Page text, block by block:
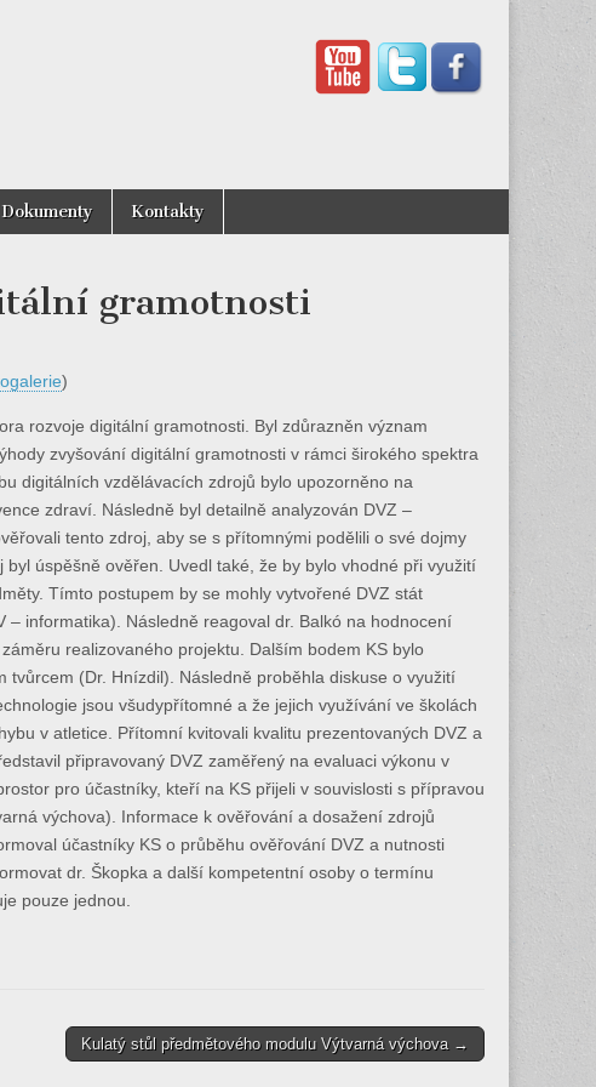
Dokumenty Kontakty
gramotnosti
)
rozvoje digitální gramotnosti. Byl zdůrazněn význam
zvyšování digitální gramotnosti v rámci širokého spektra
digitálních vzdělávacích zdrojů bylo upozorněno na
zdraví. Následně byl detailně analyzován DVZ –
tento zdroj, aby se s přítomnými podělili o své dojmy
úspěšně ověřen. Uvedl také, že by bylo vhodné při využití
Tímto postupem by se mohly vytvořené DVZ stát
informatika). Následně reagoval dr. Balkó na hodnocení
realizovaného projektu. Dalším bodem KS bylo
(Dr. Hnízdil). Následně proběhla diskuse o využití
jsou všudypřítomné a že jejich využívání ve školách
v atletice. Přítomní kvitovali kvalitu prezentovaných DVZ a
připravovaný DVZ zaměřený na evaluaci výkonu v
pro účastníky, kteří na KS přijeli v souvislosti s přípravou
výchova). Informace k ověřování a dosažení zdrojů
účastníky KS o průběhu ověřování DVZ a nutnosti
dr. Škopka a další kompetentní osoby o termínu
pouze jednou.
Kulatý stůl předmětového modulu Výtvarná výchova →